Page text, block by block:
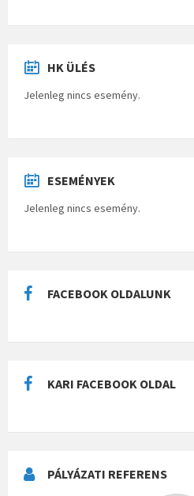
HK ÜLÉS
Jelenleg nincs esemény.
ESEMÉNYEK
Jelenleg nincs esemény.
FACEBOOK OLDALUNK
KARI FACEBOOK OLDAL
PÁLYÁZATI REFERENS